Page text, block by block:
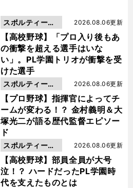
【高校野球】「プロ入り後もあ
の衝撃を超える選手はいな
い」。PL学園トリオが衝撃を受
けた選手
2026.08.06更新
スポルティーバ
動画
【プロ野球】指揮官によってチ
ームが変わる！？ 金村義明＆大
塚光二が語る歴代監督エピソー
ド
2026.08.06更新
スポルティーバ
動画
【高校野球】部員全員が大号
泣！？ ハードだったPL学園時
代を支えたものとは
2026.08.06更新
スポルティーバ
動画